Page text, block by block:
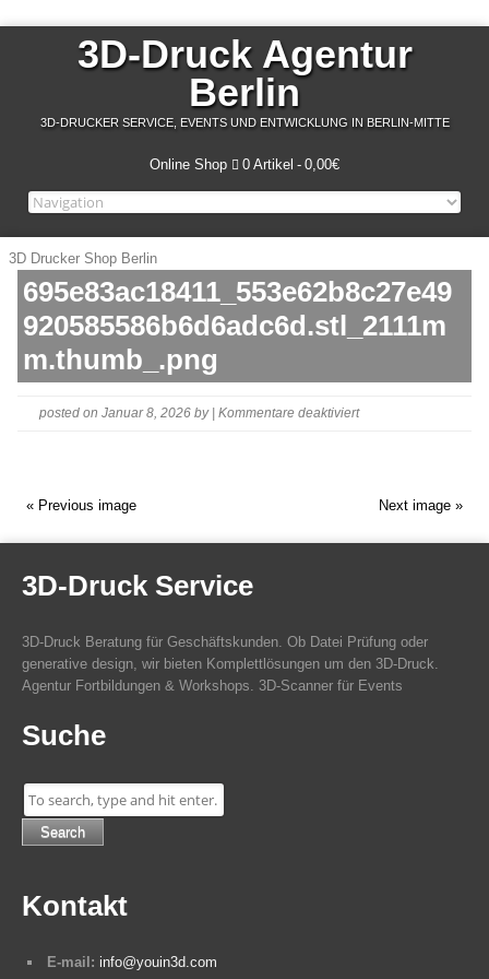
3D-Druck Agentur
Berlin
3D-DRUCKER SERVICE, EVENTS UND ENTWICKLUNG IN BERLIN-MITTE
Online Shop 0 Artikel 0,00€
3D Drucker Shop Berlin
695e83ac18411_553e62b8c27e49
920585586b6d6adc6d.stl_2111m
m.thumb_.png
posted on Januar 8, 2026 by Kommentare deaktiviertfür
Next image »
« Previous image
3D-Druck Service
3D-Druck Beratung für Geschäftskunden. Ob Datei Prüfung oder
generative design, wir bieten Komplettlösungen um den 3D-Druck.
Agentur Fortbildungen & Workshops. 3D-Scanner für Events
Suche
Search
Kontakt
E-mail: info@youin3d.com